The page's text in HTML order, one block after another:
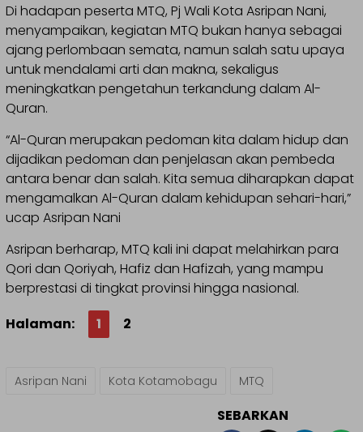
Di hadapan peserta MTQ, Pj Wali Kota Asripan Nani,
menyampaikan, kegiatan MTQ bukan hanya sebagai
ajang perlombaan semata, namun salah satu upaya
untuk mendalami arti dan makna, sekaligus
meningkatkan pengetahun terkandung dalam Al-
Quran.
“Al-Quran merupakan pedoman kita dalam hidup dan
dijadikan pedoman dan penjelasan akan pembeda
antara benar dan salah. Kita semua diharapkan dapat
mengamalkan Al-Quran dalam kehidupan sehari-hari,”
ucap Asripan Nani
Asripan berharap, MTQ kali ini dapat melahirkan para
Qori dan Qoriyah, Hafiz dan Hafizah, yang mampu
berprestasi di tingkat provinsi hingga nasional.
Halaman:
1 2
Asripan Nani Kota Kotamobagu MTQ
SEBARKAN